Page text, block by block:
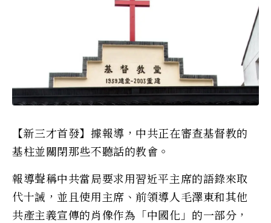
【新三才首發】據報導，中共正在審查基督教的
基柱並關閉那些不聽話的教會。
報導聲稱中共當局要求用習近平主席的語錄來取
代十誡，並且使用主席、前領導人毛澤東和其他
共產主義宣傳的肖像作為「中國化」的一部分，